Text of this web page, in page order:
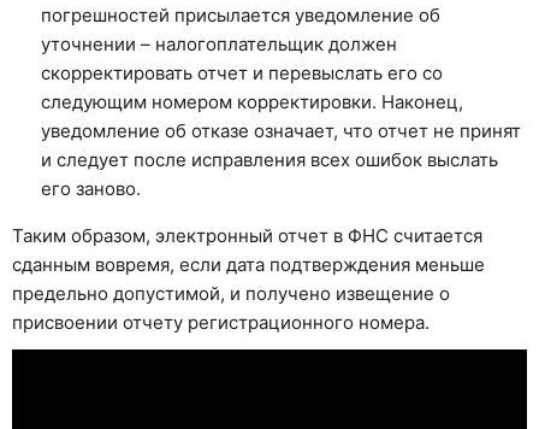
погрешностей присылается уведомление об
уточнении – налогоплательщик должен
скорректировать отчет и перевыслать его со
следующим номером корректировки. Наконец,
уведомление об отказе означает, что отчет не принят
и следует после исправления всех ошибок выслать
его заново.
Таким образом, электронный отчет в ФНС считается
сданным вовремя, если дата подтверждения меньше
предельно допустимой, и получено извещение о
присвоении отчету регистрационного номера.